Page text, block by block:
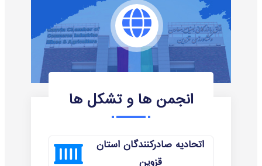
انجمن ها و تشکل ها
اتحادیه صادرکنندگان استان
قزوین